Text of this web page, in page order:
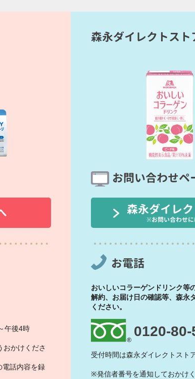
午後4時
かけくださ
話内容を録
森永ダイレクトスト
お問い合わせペ
森永ダイレ
※お問い合わせ
お電話
おいしいコラーゲンドリンク等
解約、お届け日の確認等、森永
ください。
0120-80-
受付時間は森永ダイレクトスト
※発信者番号を通知しておかけく